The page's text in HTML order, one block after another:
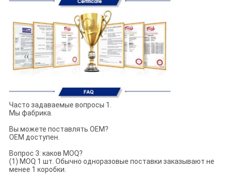
Часто задаваемые вопросы 1.
Мы фабрика.
Вы можете поставлять OEM?
OEM доступен.
Вопрос 3: каков MOQ?
(1) MOQ 1 шт. Обычно одноразовые поставки заказывают не
менее 1 коробки.